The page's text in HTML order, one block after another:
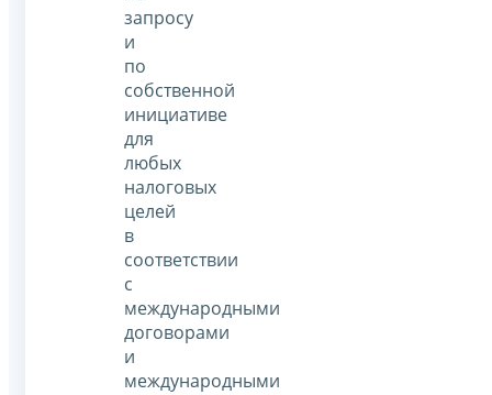
запросу
и
по
собственной
инициативе
для
любых
налоговых
целей
в
соответствии
с
международными
договорами
и
международными